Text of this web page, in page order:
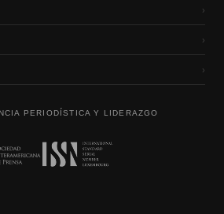
›
›
›
PERIODÍSTICA Y LIDERAZGO